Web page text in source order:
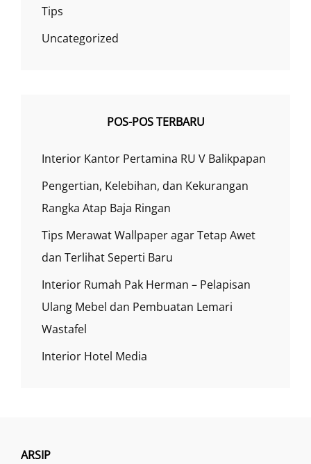
Tips
Uncategorized
POS-POS TERBARU
Interior Kantor Pertamina RU V Balikpapan
Pengertian, Kelebihan, dan Kekurangan
Rangka Atap Baja Ringan
Tips Merawat Wallpaper agar Tetap Awet
dan Terlihat Seperti Baru
Interior Rumah Pak Herman – Pelapisan
Ulang Mebel dan Pembuatan Lemari
Wastafel
Interior Hotel Media
ARSIP